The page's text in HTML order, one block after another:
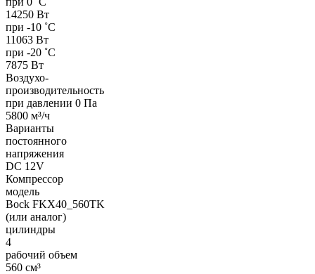
14250 Вт
при -10 ˚С
11063 Вт
при -20 ˚С
7875 Вт
Воздухо-
производительность
при давлении 0 Па
5800 м³/ч
Варианты
постоянного
напряжения
DC 12V
Компрессор
модель
Bock FKX40_560TK
(или аналог)
цилиндры
4
рабочий объем
560 см³